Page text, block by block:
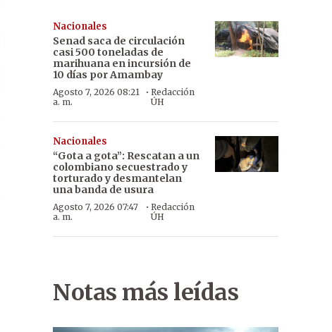
Nacionales
Senad saca de circulación
casi 500 toneladas de
marihuana en incursión de
10 días por Amambay
Agosto 7, 2026 08:21
a. m.
·Redacción
ÚH
Nacionales
“Gota a gota”: Rescatan a un
colombiano secuestrado y
torturado y desmantelan
una banda de usura
Agosto 7, 2026 07:47
a. m.
· Redacción
ÚH
Notas más leídas